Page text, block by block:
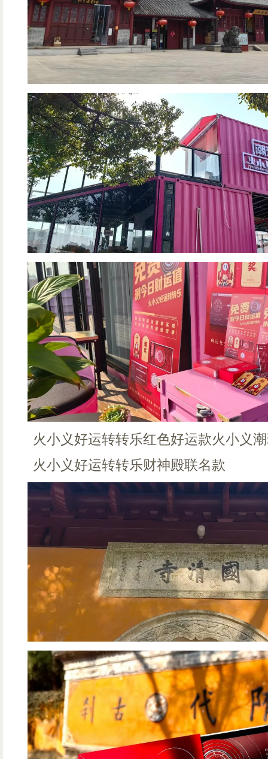
火小义好运转转乐红色好运款火小义
火小义好运转转乐财神殿联名款